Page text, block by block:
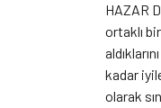
HAZAR
ortaklı
kadar
olarak